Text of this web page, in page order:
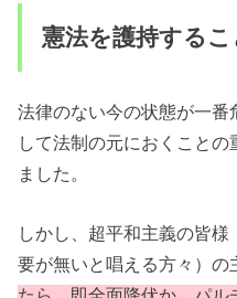
憲法を護持する
法律のない今の状態が一番
して法制の元におくこと
ました。
しかし、超平和主義の皆
要が無いと唱える方々）の